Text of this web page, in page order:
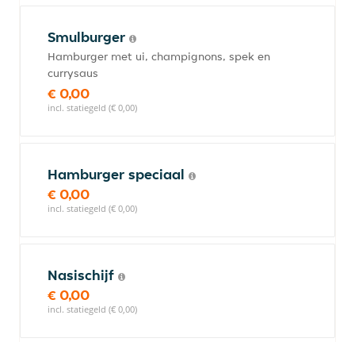
Smulburger
Hamburger met ui, champignons, spek en
currysaus
€ 0,00
incl. statiegeld (€ 0,00)
Hamburger speciaal
€ 0,00
incl. statiegeld (€ 0,00)
Nasischijf
€ 0,00
incl. statiegeld (€ 0,00)